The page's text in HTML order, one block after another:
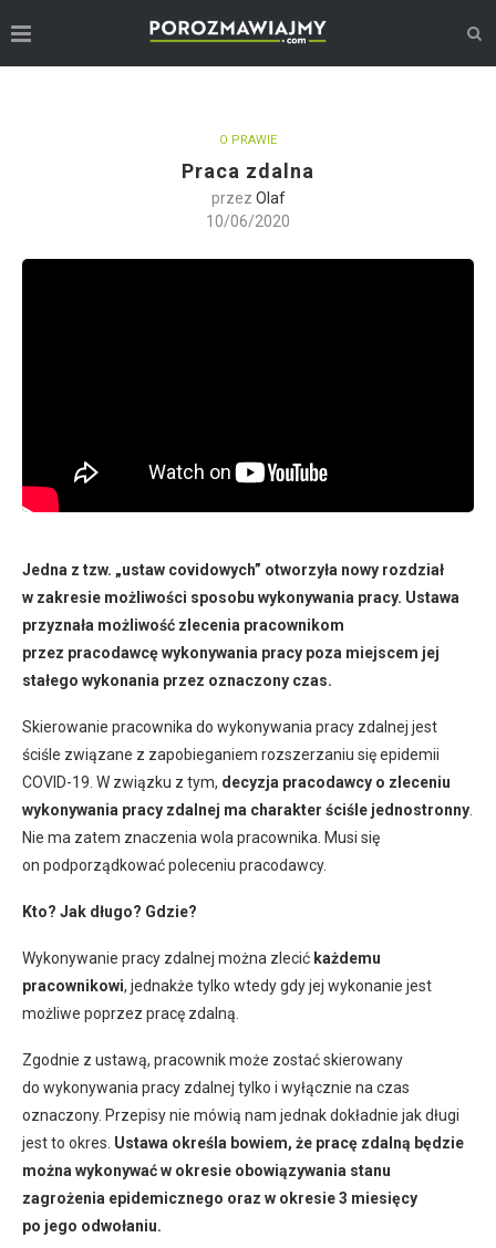
O PRAWIE
Praca zdalna
przez Olaf
10/06/2020
Jedna z tzw. „ustaw covidowych” otworzyła nowy rozdział
w zakresie możliwości sposobu wykonywania pracy. Ustawa
przyznała możliwość zlecenia pracownikom
przez pracodawcę wykonywania pracy poza miejscem jej
stałego wykonania przez oznaczony czas.
Skierowanie pracownika do wykonywania pracy zdalnej jest
ściśle związane z zapobieganiem rozszerzaniu się epidemii
COVID-19. W związku z tym, decyzja pracodawcy o zleceniu
wykonywania pracy zdalnej ma charakter ściśle jednostronny.
Nie ma zatem znaczenia wola pracownika. Musi się
on podporządkować poleceniu pracodawcy.
Kto? Jak długo? Gdzie?
Wykonywanie pracy zdalnej można zlecić każdemu
pracownikowi, jednakże tylko wtedy gdy jej wykonanie jest
możliwe poprzez pracę zdalną.
Zgodnie z ustawą, pracownik może zostać skierowany
do wykonywania pracy zdalnej tylko i wyłącznie na czas
oznaczony. Przepisy nie mówią nam jednak dokładnie jak długi
jest to okres. Ustawa określa bowiem, że pracę zdalną będzie
można wykonywać w okresie obowiązywania stanu
zagrożenia epidemicznego oraz w okresie 3 miesięcy
po jego odwołaniu.